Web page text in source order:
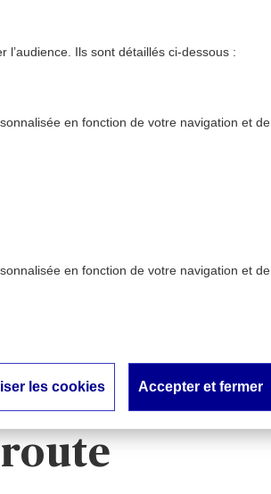
clés
Ils sont détaillés ci-dessous :
en fonction de votre navigation et de
en fonction de votre navigation et de
les cookies Accepter et fermer